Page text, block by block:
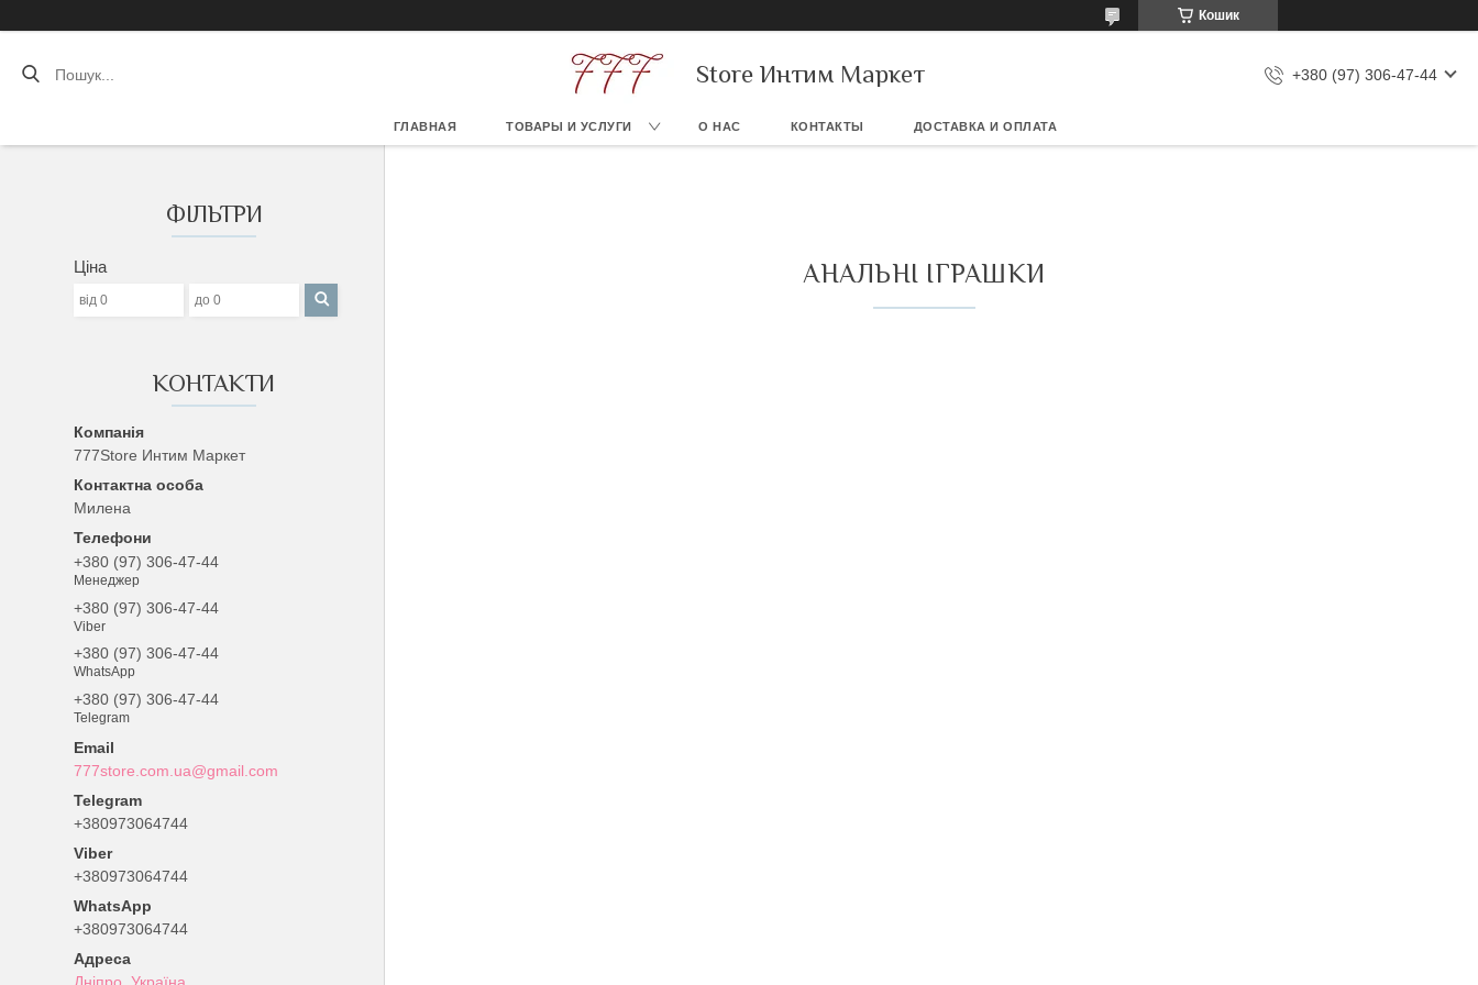
Кошик
Store Интим Маркет +380 (97) 306-47-44
ГЛАВНАЯ ТОВАРЫ И УСЛУГИ О НАС КОНТАКТЫ ДОСТАВКА И ОПЛАТА
ФІЛЬТРИ
Ціна
КОНТАКТИ
777Store Интим Маркет
Милена
+380 (97) 306-47-44
Менеджер
+380 (97) 306-47-44
Viber
+380 (97) 306-47-44
WhatsApp
+380 (97) 306-47-44
Telegram
777store.com.ua@gmail.com
+380973064744
+380973064744
+380973064744
АНАЛЬНІ ІГРАШКИ